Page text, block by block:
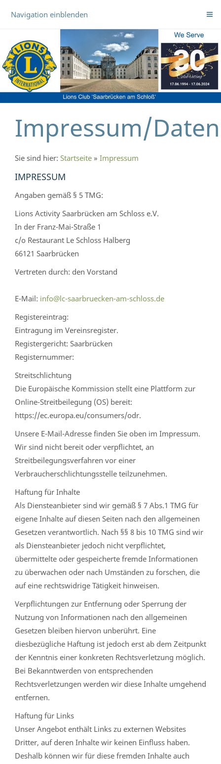
Navigation einblenden
Impressum/
Sie sind hier: Startseite » Impressum
IMPRESSUM
Angaben gemäß § 5 TMG:
Lions Activity Saarbrücken am Schloss e.V.
In der Franz-Mai-Straße 1
c/o Restaurant Le Schloss Halberg
66121 Saarbrücken
Vertreten durch: den Vorstand
E-Mail: info@lc-saarbruecken-am-schloss.de
Registereintrag:
Eintragung im Vereinsregister.
Registergericht: Saarbrücken
Registernummer:
Streitschlichtung
Die Europäische Kommission stellt eine Plattform zur
Online-Streitbeilegung (OS) bereit:
https://ec.europa.eu/consumers/odr.
Unsere E-Mail-Adresse finden Sie oben im Impressum.
Wir sind nicht bereit oder verpflichtet, an
Streitbeilegungsverfahren vor einer
Verbraucherschlichtungsstelle teilzunehmen.
Haftung für Inhalte
Als Diensteanbieter sind wir gemäß § 7 Abs.1 TMG für
eigene Inhalte auf diesen Seiten nach den allgemeinen
Gesetzen verantwortlich. Nach §§ 8 bis 10 TMG sind wir
als Diensteanbieter jedoch nicht verpflichtet,
übermittelte oder gespeicherte fremde Informationen
zu überwachen oder nach Umständen zu forschen, die
auf eine rechtswidrige Tätigkeit hinweisen.
Verpflichtungen zur Entfernung oder Sperrung der
Nutzung von Informationen nach den allgemeinen
Gesetzen bleiben hiervon unberührt. Eine
diesbezügliche Haftung ist jedoch erst ab dem Zeitpunkt
der Kenntnis einer konkreten Rechtsverletzung möglich.
Bei Bekanntwerden von entsprechenden
Rechtsverletzungen werden wir diese Inhalte umgehend
entfernen.
Haftung für Links
Unser Angebot enthält Links zu externen Websites
Dritter, auf deren Inhalte wir keinen Einfluss haben.
Deshalb können wir für diese fremden Inhalte auch